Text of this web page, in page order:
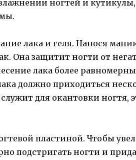
ногтей и кутикулы,
лака и геля. Нанося
Она защитит ногти от
лака более
должно приходиться
для окантовки ногтя,
пластиной. Чтобы
подстригать ногти и